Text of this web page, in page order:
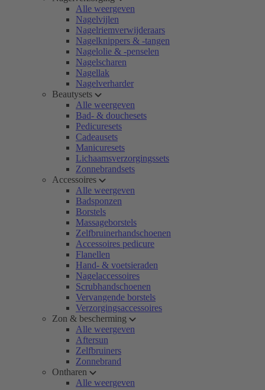
Alle weergeven
Nagelvijlen
Nagelriemverwijderaars
Nagelknippers & -tangen
Nagelolie & -penselen
Nagelscharen
Nagellak
Nagelverharder
Beautysets
Alle weergeven
Bad- & douchesets
Pedicuresets
Cadeausets
Manicuresets
Lichaamsverzorgingssets
Zonnebrandsets
Accessoires
Alle weergeven
Badsponzen
Borstels
Massageborstels
Zelfbruinerhandschoenen
Accessoires pedicure
Flanellen
Hand- & voetsieraden
Nagelaccessoires
Scrubhandschoenen
Vervangende borstels
Verzorgingsaccessoires
Zon & bescherming
Alle weergeven
Aftersun
Zelfbruiners
Zonnebrand
Ontharen
Alle weergeven